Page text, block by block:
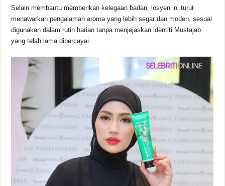
Selain membantu memberikan kelegaan badan, losyen ini turut
menawarkan pengalaman aroma yang lebih segar dan moden, sesuai
digunakan dalam rutin harian tanpa menjejaskan identiti Mustajab
yang telah lama dipercayai.